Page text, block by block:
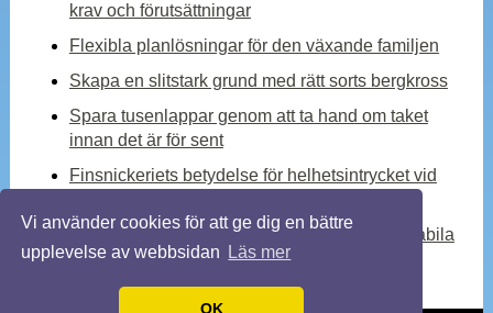
Vi använder cookies för att ge dig en bättre
upplevelse av webbsidan
Läs mer
OK
krav och förutsättningar
Flexibla planlösningar för den växande familjen
Skapa en slitstark grund med rätt sorts bergkross
Spara tusenlappar genom att ta hand om taket
innan det är för sent
Finsnickeriets betydelse för helhetsintrycket vid
Kylmedelskylare – en viktig komponent för stabila
industriella processer